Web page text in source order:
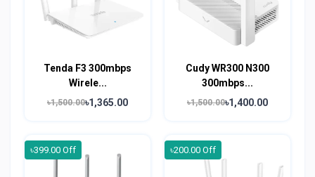
Tenda F3 300mbps
Wirele...
৳1,500.00৳1,365.00
Cudy WR300 N300
300mbps...
৳1,500.00৳1,400.00
৳399.00 Off ৳200.00 Off